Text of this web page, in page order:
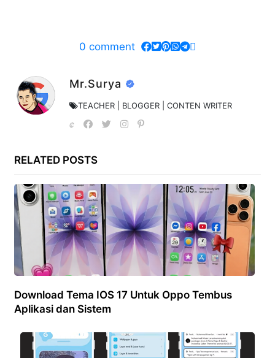
0 comment
Mr.Surya
TEACHER | BLOGGER | CONTEN WRITER
RELATED POSTS
Download Tema IOS 17 Untuk Oppo Tembus
Aplikasi dan Sistem